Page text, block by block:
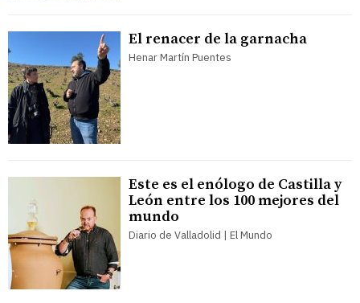
El renacer de la garnacha
Henar Martín Puentes
Este es el enólogo de Castilla y
León entre los 100 mejores del
mundo
Diario de Valladolid | El Mundo